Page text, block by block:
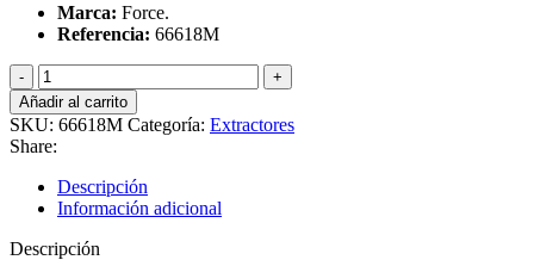
Marca: Force.
Referencia: 66618M
Separador
de
roles
ajuste
35-
120
mm
para
rodamientos,
Añadir al carrito
SKU: 66618M Categoría: Extractores
Share:
Descripción
Información adicional
Descripción